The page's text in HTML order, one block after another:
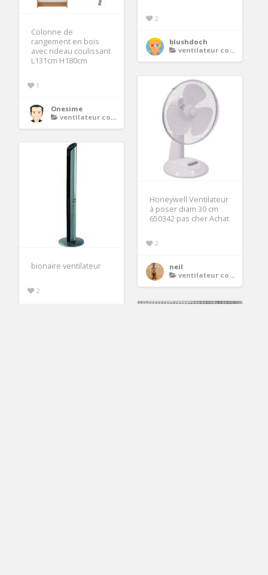
2
blushdoch
ventilateur colonne
Colonne de
rangement en bois
avec rideau coulissant
L131cm H180cm
1
Onesime
ventilateur colonne
Honeywell Ventilateur
à poser diam 30 cm
650342 pas cher Achat
2
neil
ventilateur colonne
bionaire ventilateur
2